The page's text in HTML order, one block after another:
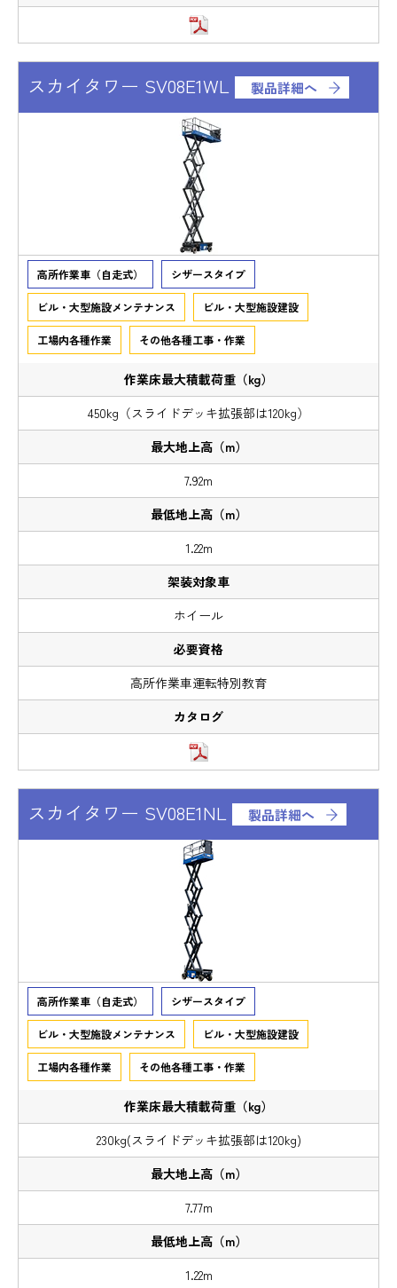
スカイタワー SV08E1WL 製品詳細へ
高所作業車（自走式） シザースタイプ
ビル・大型施設メンテナンス ビル・大型施設建設
工場内各種作業 その他各種工事・作業
450kg（スライドデッキ拡張部は120kg）
7.92m
1.22m
ホイール
高所作業車運転特別教育
スカイタワー SV08E1NL 製品詳細へ
高所作業車（自走式） シザースタイプ
ビル・大型施設メンテナンス ビル・大型施設建設
工場内各種作業 その他各種工事・作業
230kg(スライドデッキ拡張部は120kg)
7.77m
1.22m